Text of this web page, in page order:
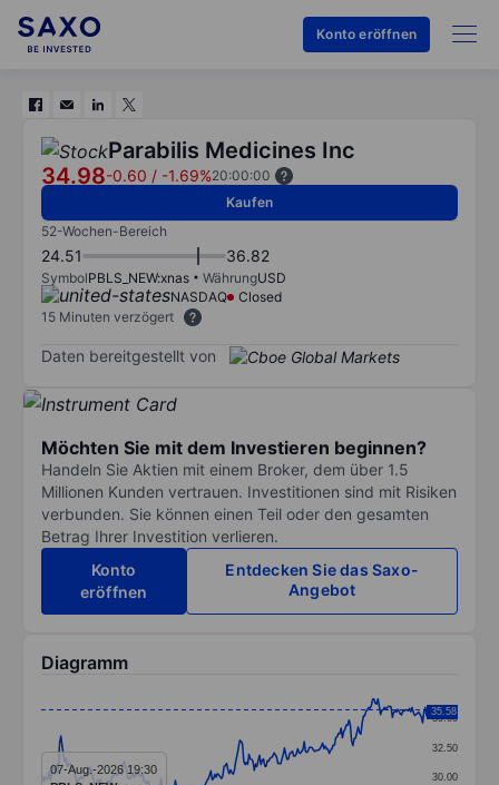
Konto eröffnen
Parabilis Medicines Inc
34.98-0.60 / -1.69%20:00:00
Kaufen
52-Wochen-Bereich
24.51 36.82
SymbolPBLS_NEW:xnas WährungUSD
NASDAQ
Closed
15 Minuten verzögert
Daten bereitgestellt von
Möchten Sie mit dem Investieren beginnen?
Handeln Sie Aktien mit einem Broker, dem über 1.5
Millionen Kunden vertrauen. Investitionen sind mit Risiken
verbunden. Sie können einen Teil oder den gesamten
Betrag Ihrer Investition verlieren.
Konto
eröffnen
Entdecken Sie das Saxo-
Angebot
Diagramm
Line chart with 294 data points.
The chart has 1 X axis displaying categories.
30.00
32.50
35.00
35.58
07-Aug.-2026 19:30